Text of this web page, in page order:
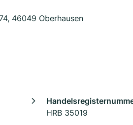
46049 Oberhausen
HRB 35019